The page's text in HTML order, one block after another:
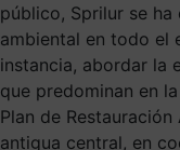
público, Sprilur se
ambiental en todo el
instancia, abordar la
que predominan en
Plan de
antigua central, en